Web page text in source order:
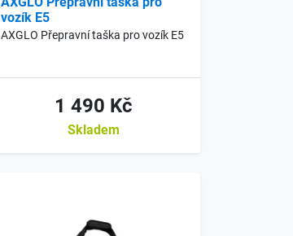
vozík E5
AXGLO Přepravní taška pro vozík E5
1 490 Kč
Skladem